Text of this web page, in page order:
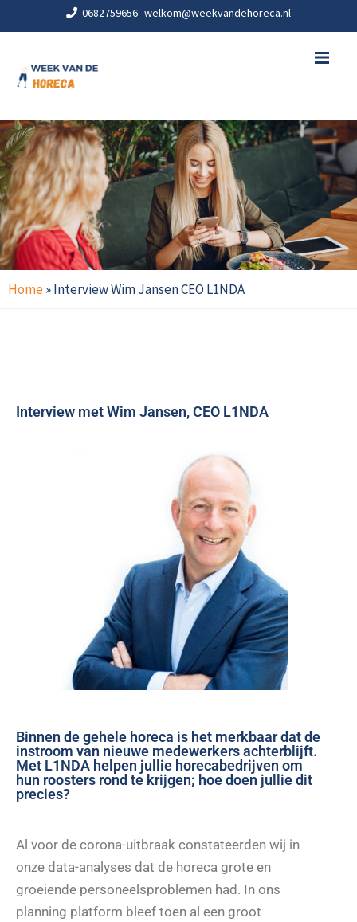
0682759656 welkom@weekvandehoreca.nl
Home»Interview Wim Jansen CEO L1NDA
Interview met Wim Jansen, CEO L1NDA
Binnen de gehele horeca is het merkbaar dat de
instroom van nieuwe medewerkers achterblijft.
Met L1NDA helpen jullie horecabedrijven om
hun roosters rond te krijgen; hoe doen jullie dit
precies?
Al voor de corona-uitbraak constateerden wij in
onze data-analyses dat de horeca grote en
groeiende personeelsproblemen had. In ons
planning platform bleef toen al een groot